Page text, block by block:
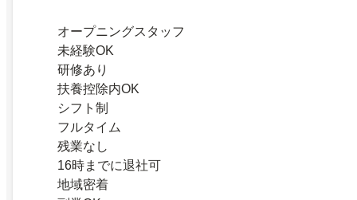
オープニングスタッフ
未経験OK
研修あり
扶養控除内OK
シフト制
フルタイム
残業なし
16時までに退社可
地域密着